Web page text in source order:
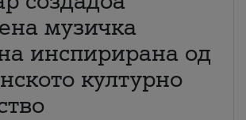
музичка
инспирирана од
културно